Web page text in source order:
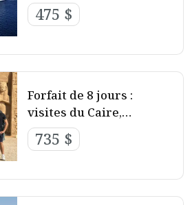
tels que les
. Avec des guides experts, des
et une gastronomie raffinée, les
Égypte promettent des vacances
charme. Réservez dès maintenant
le Nil 2026-2027 et préparez-vous
le temps le long du légendaire
fleuve Nil.
vos rêves lors de votre visite
en croisière sur le Nil. Vous
pourquoi elles sont si populaires
: l’Égypte possède le Nil, ce fleuve
475 $
Forfait de 8 jours :
visites du Caire,
croisière sur le Nil et
d'Abou Simbel.
735 $